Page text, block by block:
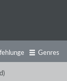
Genres